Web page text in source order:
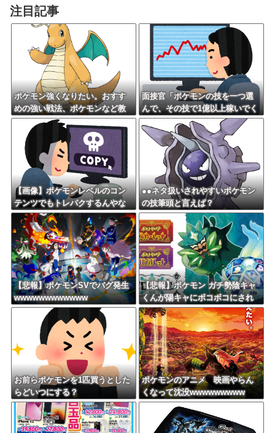
注目記事
ポケモン強くなりたい。おすす
めの強い戦法、ポケモンなど教
えて？
面接官「ポケモンの技を一つ選
んで、その技で1億以上稼いでく
ださい」
【画像】ポケモンレベルのコン
テンツでもトレパクするんやな
●●ネタ扱いされやすいポケモン
の技筆頭と言えば？
【悲報】ポケモンSVでバグ発生
wwwwwwwwwwww
【悲報】ポケモン ガチ勢陰キャ
くんが陽キャにボコボコにされ
てる話をDLCで実装して大荒れ
お前らポケモンを1匹買うとした
らどいつにする？
ポケモンのアニメ 映画やらん
くなって沈没wwwwwwwww